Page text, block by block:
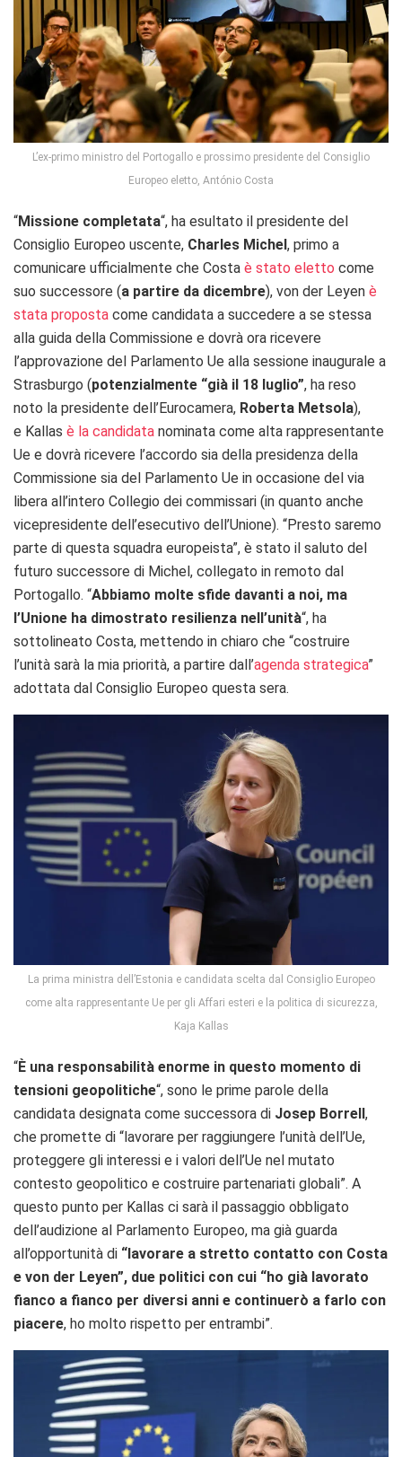
L’ex-primo ministro del Portogallo e prossimo presidente del Consiglio
Europeo eletto, António Costa
“Missione completata“, ha esultato il presidente del
Consiglio Europeo uscente, Charles Michel, primo a
comunicare ufficialmente che Costa è stato eletto come
suo successore (a partire da dicembre), von der Leyen è
stata proposta come candidata a succedere a se stessa
alla guida della Commissione e dovrà ora ricevere
l’approvazione del Parlamento Ue alla sessione inaugurale a
Strasburgo (potenzialmente “già il 18 luglio”, ha reso
noto la presidente dell’Eurocamera, Roberta Metsola),
e Kallas è la candidata nominata come alta rappresentante
Ue e dovrà ricevere l’accordo sia della presidenza della
Commissione sia del Parlamento Ue in occasione del via
libera all’intero Collegio dei commissari (in quanto anche
vicepresidente dell’esecutivo dell’Unione). “Presto saremo
parte di questa squadra europeista”, è stato il saluto del
futuro successore di Michel, collegato in remoto dal
Portogallo. “Abbiamo molte sfide davanti a noi, ma
l’Unione ha dimostrato resilienza nell’unità“, ha
sottolineato Costa, mettendo in chiaro che “costruire
l’unità sarà la mia priorità, a partire dall’agenda strategica”
adottata dal Consiglio Europeo questa sera.
La prima ministra dell’Estonia e candidata scelta dal Consiglio Europeo
come alta rappresentante Ue per gli Affari esteri e la politica di sicurezza,
Kaja Kallas
“È una responsabilità enorme in questo momento di
tensioni geopolitiche“, sono le prime parole della
candidata designata come successora di Josep Borrell,
che promette di “lavorare per raggiungere l’unità dell’Ue,
proteggere gli interessi e i valori dell’Ue nel mutato
contesto geopolitico e costruire partenariati globali”. A
questo punto per Kallas ci sarà il passaggio obbligato
dell’audizione al Parlamento Europeo, ma già guarda
all’opportunità di “lavorare a stretto contatto con Costa
e von der Leyen”, due politici con cui “ho già lavorato
fianco a fianco per diversi anni e continuerò a farlo con
piacere, ho molto rispetto per entrambi”.